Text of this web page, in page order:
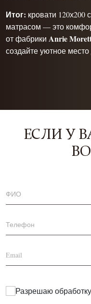
Итог: кровати
матрасом — это
от фабрики Anrie
создайте уютное
ЕСЛИ У
Разрешаю обработку